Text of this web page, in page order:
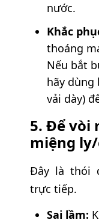
nước.
Khắc
thoáng
Nếu bắt
hãy dùng
vải dày)
5. Để vòi
miệng
Đây là thói
trực tiếp.
Sai lầm: